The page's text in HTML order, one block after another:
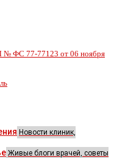
№ ФС 77-77123 от 06 ноября
Новости клиник,
Живые блоги врачей, советы